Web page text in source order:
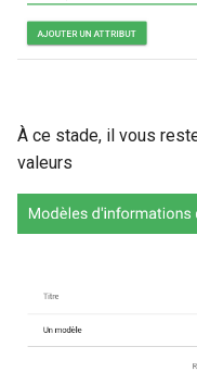
À ce stade, il vous
valeurs